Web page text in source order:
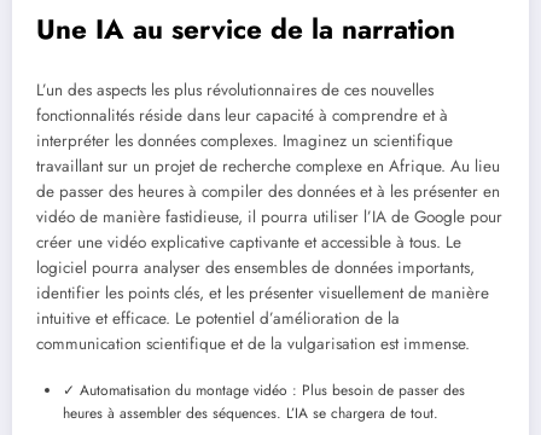
Une IA au service de la narration
L’un des aspects les plus révolutionnaires de ces nouvelles
fonctionnalités réside dans leur capacité à comprendre et à
interpréter les données complexes. Imaginez un scientifique
travaillant sur un projet de recherche complexe en Afrique. Au lieu
de passer des heures à compiler des données et à les présenter en
vidéo de manière fastidieuse, il pourra utiliser l’IA de Google pour
créer une vidéo explicative captivante et accessible à tous. Le
logiciel pourra analyser des ensembles de données importants,
identifier les points clés, et les présenter visuellement de manière
intuitive et efficace. Le potentiel d’amélioration de la
communication scientifique et de la vulgarisation est immense.
✓ Automatisation du montage vidéo : Plus besoin de passer des
heures à assembler des séquences. L’IA se chargera de tout.